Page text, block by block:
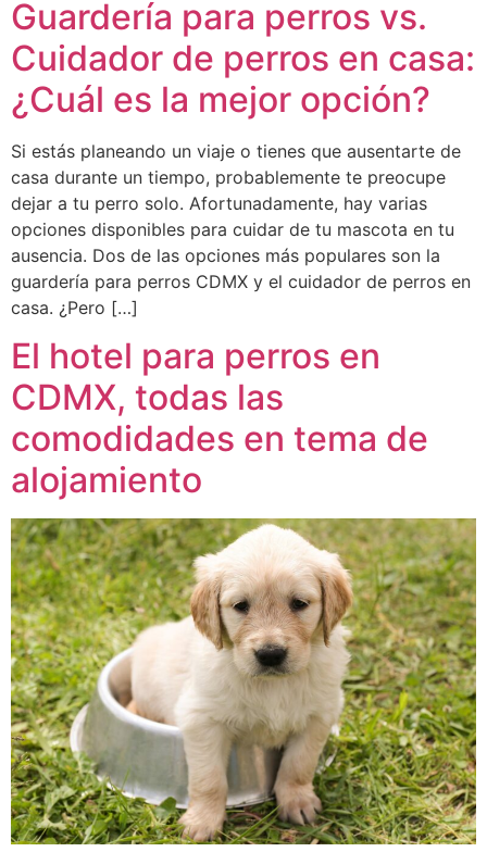
Guardería para perros vs.
Cuidador de perros en casa:
¿Cuál es la mejor opción?
Si estás planeando un viaje o tienes que ausentarte de
casa durante un tiempo, probablemente te preocupe
dejar a tu perro solo. Afortunadamente, hay varias
opciones disponibles para cuidar de tu mascota en tu
ausencia. Dos de las opciones más populares son la
guardería para perros CDMX y el cuidador de perros en
casa. ¿Pero […]
El hotel para perros en
CDMX, todas las
comodidades en tema de
alojamiento